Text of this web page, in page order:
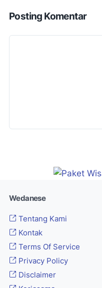
Posting Komentar
Wedanese
Tentang Kami
Kontak
Terms Of Service
Privacy Policy
Disclaimer